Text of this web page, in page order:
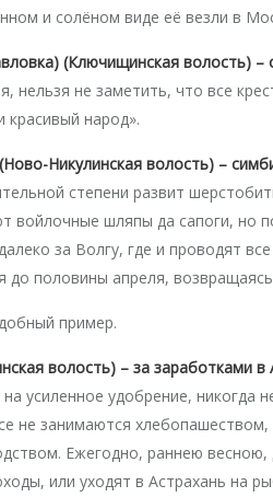
и солёном виде её везли в
(Ключищинская волость) –
нельзя не заметить, что все
красивый народ».
Никулинская волость) –
степени развит
войлочные шляпы да сапоги, но
за Волгу, где и проводят
до половины апреля,
пример.
волость) – за заработками в
усиленное удобрение, никогда
не занимаются
Ежегодно, раннею
или уходят в Астрахань на